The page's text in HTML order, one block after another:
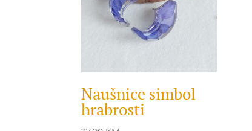
Naušnice simbol
hrabrosti